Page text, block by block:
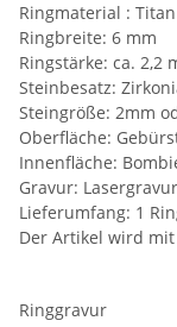
Ringmaterial :
Ringbreite: 6 mm
Ringstärke: ca. 2,2
Steinbesatz:
Steingröße: 2mm
Oberfläche:
Innenfläche:
Gravur: Lasergravur
Lieferumfang: 1
Der Artikel wird
Ringgravur